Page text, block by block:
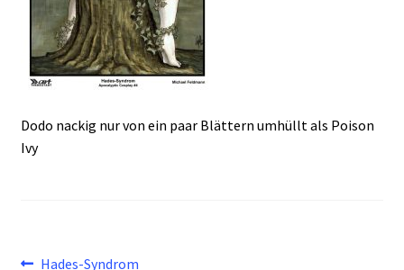
Dodo nackig nur von ein paar Blättern umhüllt als Poison
Ivy
Vorheriger
Hades-Syndrom